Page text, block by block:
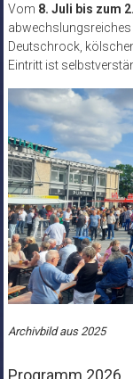
Vom 8. Juli bis zum
abwechslungsreiches
Deutschrock,
Eintritt ist
Archivbild aus 2025
Programm 2026